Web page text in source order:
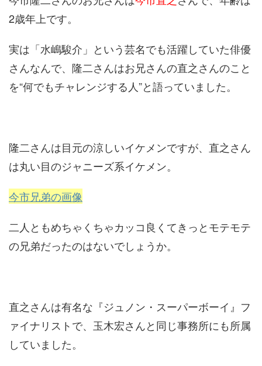
2歳年上です。
実は「水嶋駿介」という芸名でも活躍していた俳優
さんなんで、隆二さんはお兄さんの直之さんのこと
を“何でもチャレンジする人”と語っていました。
隆二さんは目元の涼しいイケメンですが、直之さん
は丸い目のジャニーズ系イケメン。
今市兄弟の画像
二人ともめちゃくちゃカッコ良くてきっとモテモテ
の兄弟だったのはないでしょうか。
直之さんは有名な『ジュノン・スーパーボーイ』フ
ァイナリストで、玉木宏さんと同じ事務所にも所属
していました。